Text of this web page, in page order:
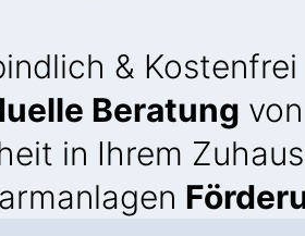
& Kostenfrei
Beratung
in Ihrem